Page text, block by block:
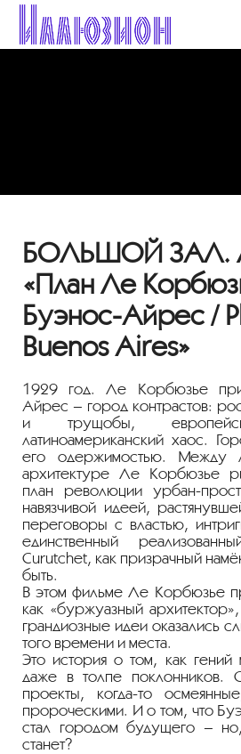
БОЛЬШОЙ ЗАЛ.
«План Ле
Буэнос-Айрес /
Buenos Aires»
1929 год. Ле Корбюзье
Айрес – город контрастов:
и трущобы,
латиноамериканский хаос.
его одержимостью. Между
архитектуре Ле Корбюзье
план революции урбан-
навязчивой идеей,
переговоры с властью,
единственный
Curutchet, как призрачный
быть.
В этом фильме Ле Корбюзье
как «буржуазный
грандиозные идеи оказались
того времени и места.
Это история о том, как гений
даже в толпе поклонников.
проекты, когда-то
пророческими. И о том, что
стал городом будущего –
станет?